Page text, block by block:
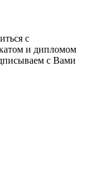
с
и дипломом
с Вами